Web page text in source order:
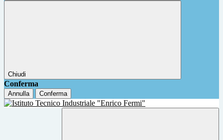
Chiudi
Conferma
Annulla Conferma